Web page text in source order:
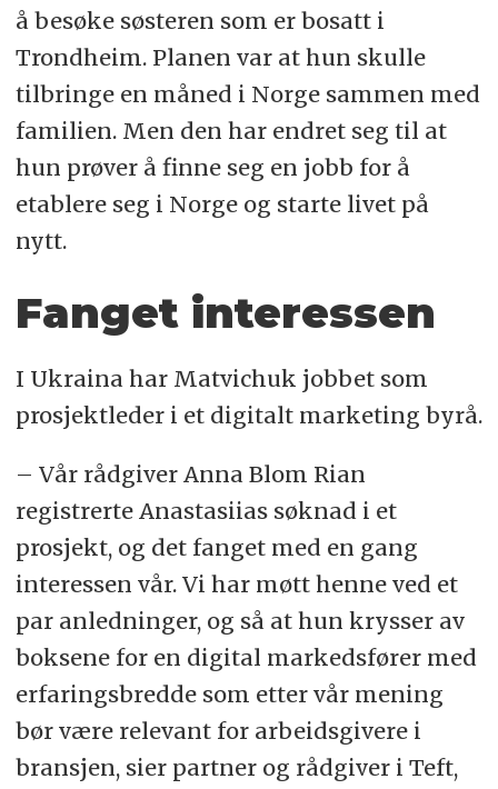
å besøke søsteren som er bosatt i
Trondheim. Planen var at hun skulle
tilbringe en måned i Norge sammen med
familien. Men den har endret seg til at
hun prøver å finne seg en jobb for å
etablere seg i Norge og starte livet på
nytt.
Fanget interessen
I Ukraina har Matvichuk jobbet som
prosjektleder i et digitalt marketing byrå.
– Vår rådgiver Anna Blom Rian
registrerte Anastasiias søknad i et
prosjekt, og det fanget med en gang
interessen vår. Vi har møtt henne ved et
par anledninger, og så at hun krysser av
boksene for en digital markedsfører med
erfaringsbredde som etter vår mening
bør være relevant for arbeidsgivere i
bransjen, sier partner og rådgiver i Teft,